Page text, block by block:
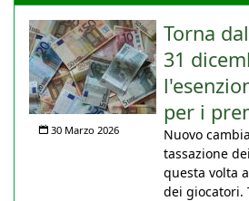
30 Marzo 2026
Torna
31
per i
Nuovo
tassazione
questa volta
dei giocatori.